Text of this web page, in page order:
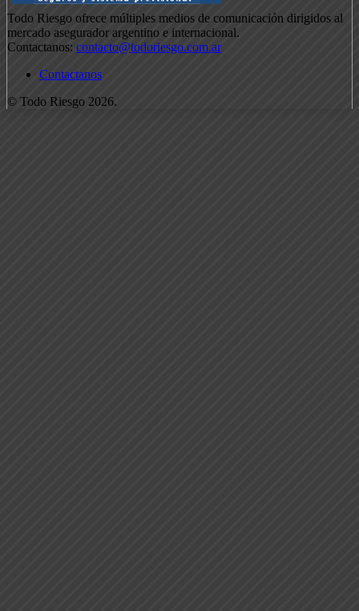
Todo Riesgo ofrece múltiples medios de comunicación dirigidos al
mercado asegurador argentino e internacional.
Contactanos: contacto@todoriesgo.com.ar
Contactanos
© Todo Riesgo 2026.